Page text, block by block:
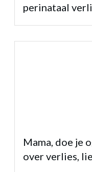
perinataal
Mama, doe je
over verlies,